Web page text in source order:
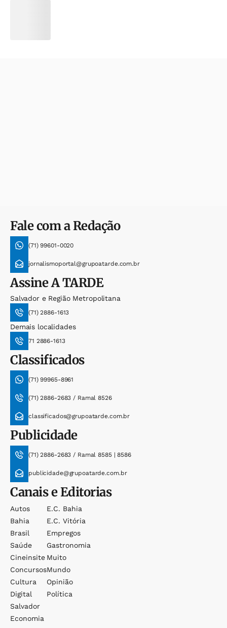
Fale com a Redação
(71) 99601-0020
jornalismoportal@grupoatarde.com.br
AssineA TARDE
Salvador e Região Metropolitana
(71) 2886-1613
Demais localidades
71 2886-1613
Classificados
(71) 99965-8961
(71) 2886-2683 / Ramal 8526
classificados@grupoatarde.com.br
Publicidade
(71) 2886-2683 / Ramal 8585 | 8586
publicidade@grupoatarde.com.br
Canais e Editorias
Autos
Bahia
Brasil
Saúde
Cineinsite
Concursos
Cultura
Digital
Salvador
Economia
E.c. Bahia
E.c. Vitória
Empregos
Gastronomia
Muito
Mundo
Opinião
Política